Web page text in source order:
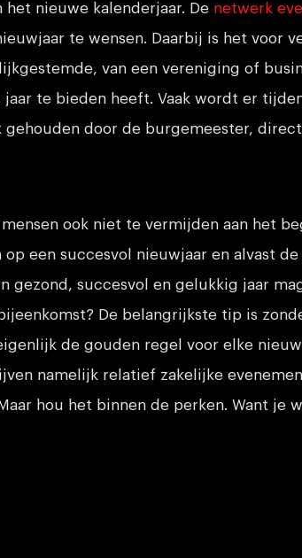
nieuwe kalenderjaar. De netwerk
te wensen. Daarbij is het voor
van een vereniging of
te bieden heeft. Vaak wordt er
gehouden door de burgemeester,
ook niet te vermijden aan het
een succesvol nieuwjaar en alvast
gezond, succesvol en gelukkig jaar
De belangrijkste tip is
de gouden regel voor elke
namelijk relatief zakelijke
hou het binnen de perken. Want je